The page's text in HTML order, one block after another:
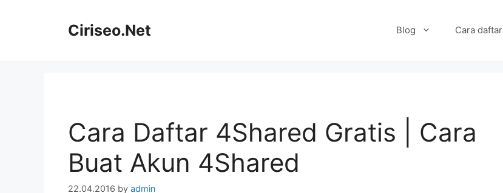
Ciriseo.Net Blog Cara daftar
Cara Daftar 4Shared Gratis | Cara
Buat Akun 4Shared
22.04.2016 by admin